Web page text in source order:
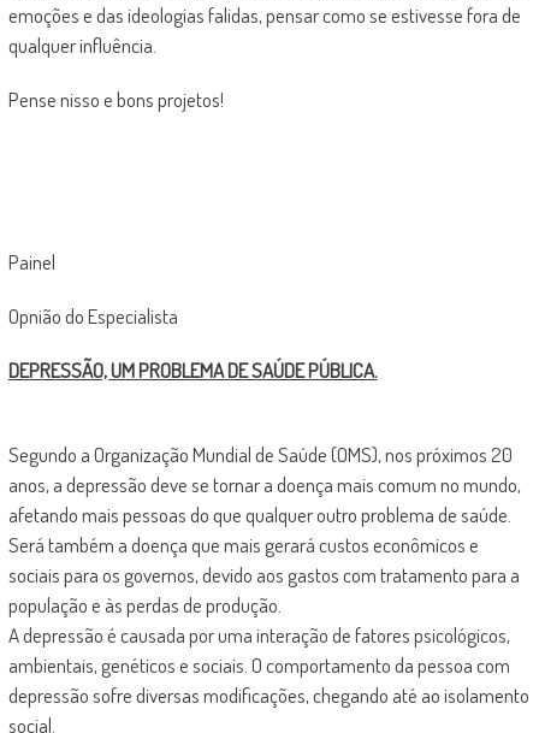
emoções e das ideologias falidas, pensar como se estivesse fora de
qualquer influência.
Pense nisso e bons projetos!
Painel
Opnião do Especialista
DEPRESSÃO, UM PROBLEMA DE SAÚDE PÚBLICA.
Segundo a Organização Mundial de Saúde (OMS), nos próximos 20
anos, a depressão deve se tornar a doença mais comum no mundo,
afetando mais pessoas do que qualquer outro problema de saúde.
Será também a doença que mais gerará custos econômicos e
sociais para os governos, devido aos gastos com tratamento para a
população e às perdas de produção.
A depressão é causada por uma interação de fatores psicológicos,
ambientais, genéticos e sociais. O comportamento da pessoa com
depressão sofre diversas modificações, chegando até ao isolamento
social.